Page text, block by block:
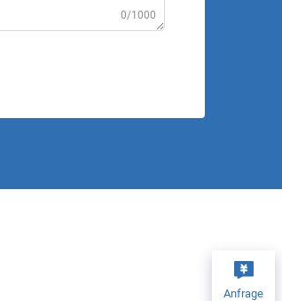
0/1000
Anfrage